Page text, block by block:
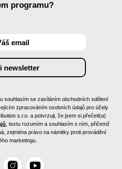
programu?
souhlasím se zasíláním obchodních sdělení
zpracováním osobních údajů pro účely
s.r.o. a potvrzuji, že jsem si přečetl(a)
, textu rozumím a souhlasím s ním, přičemž
zejména právo na námitky proti provádění
marketingu.